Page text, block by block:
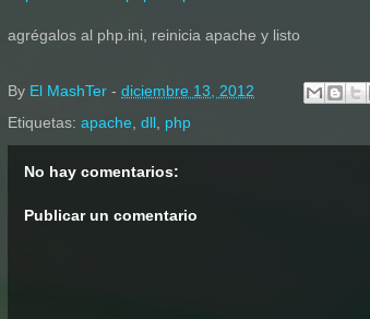
agrégalos al php.ini, reinicia apache y listo
By El MashTer - diciembre 13, 2012
Etiquetas: apache dll php
No hay comentarios:
Publicar un comentario